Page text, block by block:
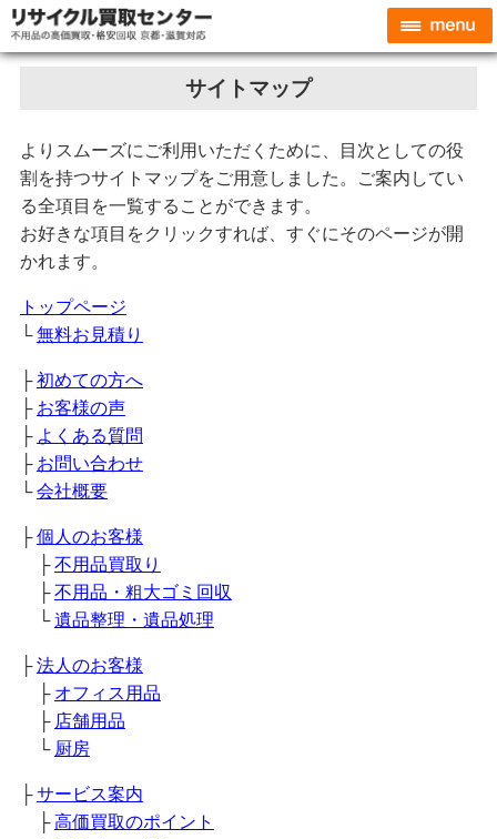
サイトマップ
よりスムーズにご利用いただくために、目次としての役
割を持つサイトマップをご用意しました。ご案内してい
る全項目を一覧することができます。
お好きな項目をクリックすれば、すぐにそのページが開
かれます。
トップページ
└無料お見積り
├初めての方へ
├ お客様の声
├ よくある質問
├ お問い合わせ
└会社概要
├個人のお客様
├不用品買取り
├不用品・粗大ゴミ回収
└遺品整理・遺品処理
├法人のお客様
├ オフィス用品
├ 店舗用品
└ 厨房
├サービス案内
├高価買取のポイント